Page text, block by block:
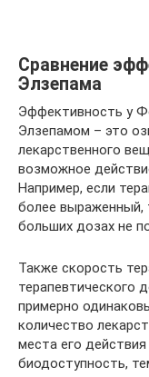
Сравнение
Элзепама
Эффективность у
Элзепамом – это
лекарственного
возможное
Например, если
более выраженный,
больших дозах не
Также скорость
терапевтического
примерно
количество
места его
биодоступность,